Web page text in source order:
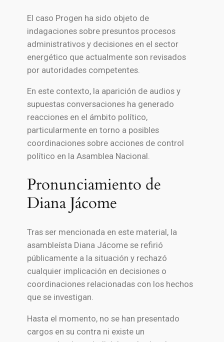
El caso Progen ha sido objeto de
indagaciones sobre presuntos procesos
administrativos y decisiones en el sector
energético que actualmente son revisados
por autoridades competentes.
En este contexto, la aparición de audios y
supuestas conversaciones ha generado
reacciones en el ámbito político,
particularmente en torno a posibles
coordinaciones sobre acciones de control
político en la Asamblea Nacional.
Pronunciamiento de
Diana Jácome
Tras ser mencionada en este material, la
asambleísta Diana Jácome se refirió
públicamente a la situación y rechazó
cualquier implicación en decisiones o
coordinaciones relacionadas con los hechos
que se investigan.
Hasta el momento, no se han presentado
cargos en su contra ni existe un